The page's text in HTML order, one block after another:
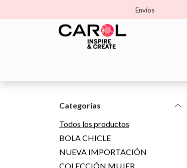
Envíos
Categorías
Todos los productos
BOLA CHICLE
NUEVA IMPORTACIÓN
COLECCIÓN MUJER